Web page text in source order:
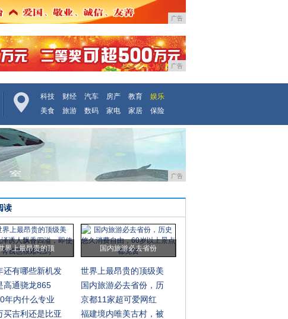
广告
广告
科技 财经 汽车 房产 教育
娱乐
美食
旅游 数码 家电 家居 保险
广告
读
界上最昂贵的顶 国内旅游必去省份
还有哪些新机发
世界上最昂贵的顶级美
高通骁龙865
国内旅游必去省份，历
年内什么专业
京都11家超可爱网红
买吉利还是比亚
福建境内唯美古村，被